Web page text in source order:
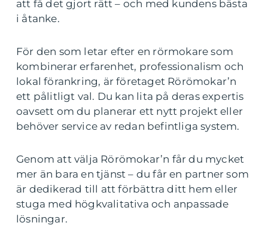
att få det gjort rätt – och med kundens bästa
i åtanke.
För den som letar efter en rörmokare som
kombinerar erfarenhet, professionalism och
lokal förankring, är företaget Rörömokar’n
ett pålitligt val. Du kan lita på deras expertis
oavsett om du planerar ett nytt projekt eller
behöver service av redan befintliga system.
Genom att välja Rörömokar’n får du mycket
mer än bara en tjänst – du får en partner som
är dedikerad till att förbättra ditt hem eller
stuga med högkvalitativa och anpassade
lösningar.